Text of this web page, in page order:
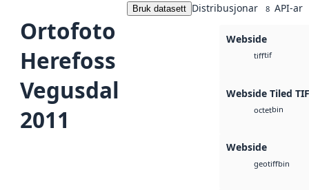
Ortofoto
Herefoss
Vegusdal
2011
Bruk datasett Distribusjonar 8 API-ar
Webside
tifftif
Webside Tiled
octetbin
Webside
geotiffbin